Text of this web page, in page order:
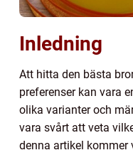
Inledning
Att hitta den bästa
preferenser kan vara
olika varianter och
vara svårt att veta
denna artikel kommer